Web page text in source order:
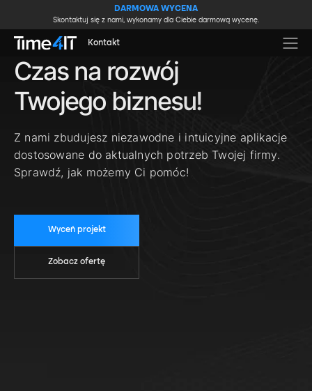
DARMOWA WYCENA
Skontaktuj się z nami, wykonamy dla Ciebie darmową wycenę.
Kontakt
Czas na rozwój
Twojego biznesu!
Z nami zbudujesz niezawodne i intuicyjne aplikacje
dostosowane do aktualnych potrzeb Twojej firmy.
Sprawdź, jak możemy Ci pomóc!
Wyceń projekt
Zobacz ofertę